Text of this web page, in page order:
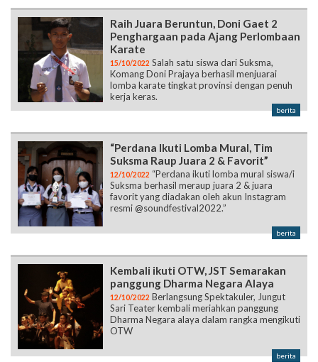
Raih Juara Beruntun, Doni Gaet 2
Penghargaan pada Ajang Perlombaan
Karate
15/10/2022 Salah satu siswa dari Suksma,
Komang Doni Prajaya berhasil menjuarai
lomba karate tingkat provinsi dengan penuh
kerja keras.
berita
“Perdana Ikuti Lomba Mural, Tim
Suksma Raup Juara 2 & Favorit”
12/10/2022 “Perdana ikuti lomba mural siswa/i
Suksma berhasil meraup juara 2 & juara
favorit yang diadakan oleh akun Instagram
resmi @soundfestival2022.”
berita
Kembali ikuti OTW, JST Semarakan
panggung Dharma Negara Alaya
12/10/2022 Berlangsung Spektakuler, Jungut
Sari Teater kembali meriahkan panggung
Dharma Negara alaya dalam rangka mengikuti
OTW
berita